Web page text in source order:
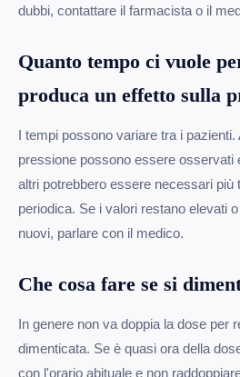
dubbi, contattare il farmacista o il
Quanto tempo ci vuole
produca un effetto sulla
I tempi possono variare tra i pazienti.
pressione possono essere osservati
altri potrebbero essere necessari più
periodica. Se i valori restano elevati
nuovi, parlare con il medico.
Che cosa fare se si
In genere non va doppia la dose per
dimenticata. Se è quasi ora della
con l'orario abituale e non